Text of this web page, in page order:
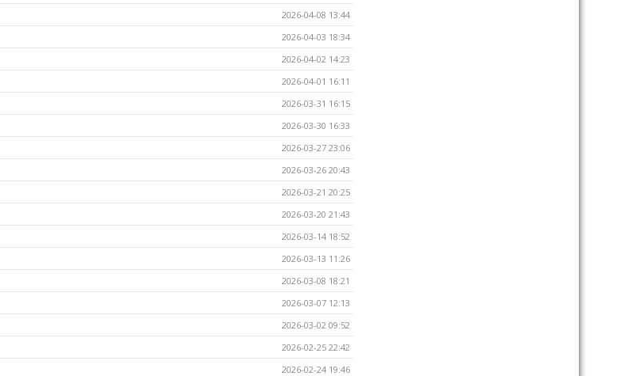
2026-04-08 13:44
2026-04-03 18:34
2026-04-02 14:23
2026-04-01 16:11
2026-03-31 16:15
2026-03-30 16:33
2026-03-27 23:06
2026-03-26 20:43
2026-03-21 20:25
2026-03-20 21:43
2026-03-14 18:52
2026-03-13 11:26
2026-03-08 18:21
2026-03-07 12:13
2026-03-02 09:52
2026-02-25 22:42
2026-02-24 19:46